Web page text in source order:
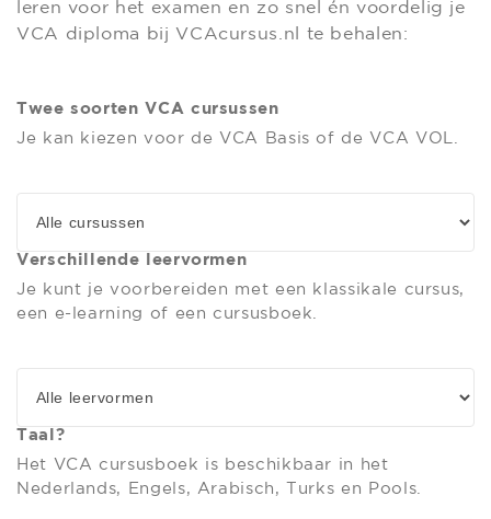
leren voor het examen en zo snel én voordelig je
VCA diploma bij VCAcursus.nl te behalen:
Twee soorten VCA cursussen
Je kan kiezen voor de VCA Basis of de VCA VOL.
Verschillende leervormen
Je kunt je voorbereiden met een klassikale cursus,
een e-learning of een cursusboek.
Taal?
Het VCA cursusboek is beschikbaar in het
Nederlands, Engels, Arabisch, Turks en Pools.